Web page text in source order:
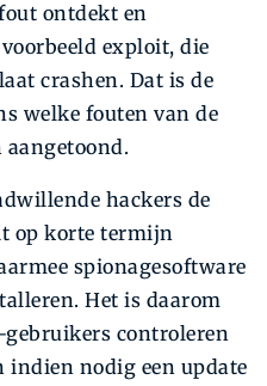
ontdekt en
exploit, die
crashen. Dat is de
welke fouten van de
aangetoond.
hackers de
op korte termijn
spionagesoftware
Het is daarom
controleren
indien nodig een update